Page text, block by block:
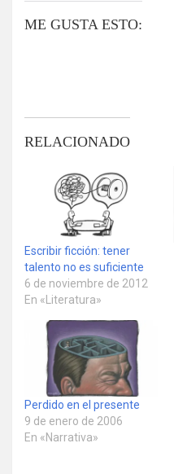
ME GUSTA ESTO:
RELACIONADO
Escribir ficción: tener
talento no es suficiente
6 de noviembre de 2012
En «Literatura»
Perdido en el presente
9 de enero de 2006
En «Narrativa»